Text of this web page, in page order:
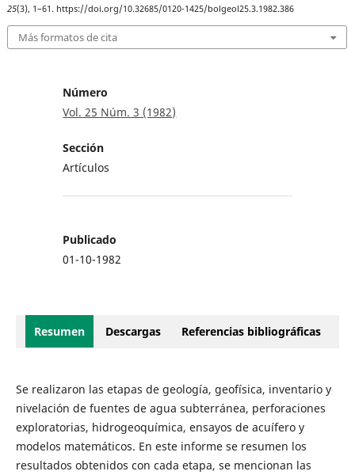
25(3), 1–61. https://doi.org/10.32685/0120-1425/bolgeol25.3.1982.386
Más formatos de cita
Número
Vol. 25 Núm. 3 (1982)
Sección
Artículos
Publicado
01-10-1982
Resumen Descargas Referencias bibliográficas
Se realizaron las etapas de geología, geofísica, inventario y
nivelación de fuentes de agua subterránea, perforaciones
exploratorias, hidrogeoquímica, ensayos de acuífero y
modelos matemáticos. En este informe se resumen los
resultados obtenidos con cada etapa, se mencionan las